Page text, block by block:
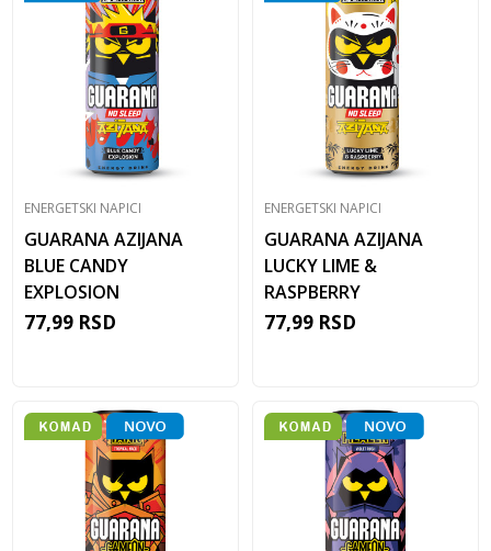
ENERGETSKI NAPICI
GUARANA AZIJANA
BLUE CANDY
EXPLOSION
77,99 RSD
ENERGETSKI NAPICI
GUARANA AZIJANA
LUCKY LIME &
RASPBERRY
77,99 RSD